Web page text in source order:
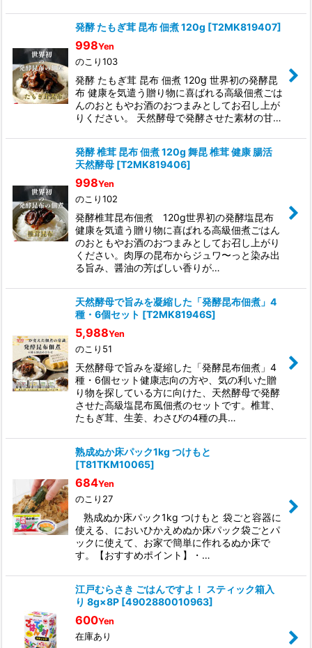
発酵 たもぎ茸 昆布 佃煮 120g [T2MK819407]
998Yen
のこり103
発酵 たもぎ茸 昆布 佃煮 120g 世界初の発酵昆
布 健康を気遣う贈り物に喜ばれる高級佃煮ごは
んのおともやお酒のおつまみとしてお召し上が
りください。 天然酵母で発酵させた素材の甘…
発酵 椎茸 昆布 佃煮 120g 舞昆 椎茸 健康 腸活
天然酵母 [T2MK819406]
998Yen
のこり102
発酵椎茸昆布佃煮 120g世界初の発酵塩昆布
健康を気遣う贈り物に喜ばれる高級佃煮ごはん
のおともやお酒のおつまみとしてお召し上がり
ください。肉厚の昆布からジュワ〜っと染み出
る旨み、醤油の芳ばしい香りが…
天然酵母で旨みを凝縮した「発酵昆布佃煮」4
種・6個セット [T2MK81946S]
5,988Yen
のこり51
天然酵母で旨みを凝縮した「発酵昆布佃煮」4
種・6個セット健康志向の方や、気の利いた贈
り物を探している方に向けた、天然酵母で発酵
させた高級塩昆布風佃煮のセットです。椎茸、
たもぎ茸、生姜、わさびの4種の具…
熟成ぬか床パック1kg つけもと
[T81TKM10065]
684Yen
のこり27
熟成ぬか床パック1kg つけもと 袋ごと容器に
使える、においひかえめぬか床パック袋ごとパ
ックに使えて、お家で簡単に作れるぬか床で
す。【おすすめポイント】・…
江戸むらさき ごはんですよ！ スティック箱入
り 8g×8P [4902880010963]
600Yen
在庫あり